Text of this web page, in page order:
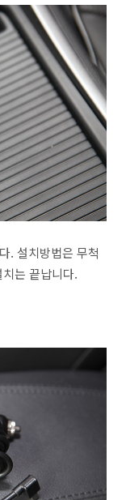
. 설치방법은 무척
는 끝납니다.